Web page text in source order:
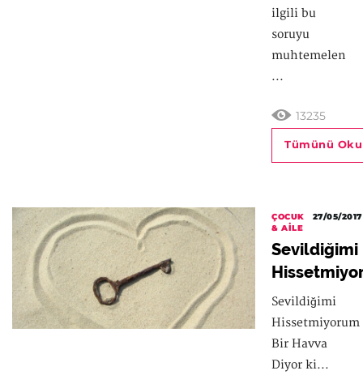
ilgili bu
soruyu
muhtemelen
...
13235
Tümünü Oku
ÇOCUK
& AILE
27/05/2017
Sevildiğimi
Sevildiğimi
Hissetmiyorum
Bir Havva
Diyor ki...